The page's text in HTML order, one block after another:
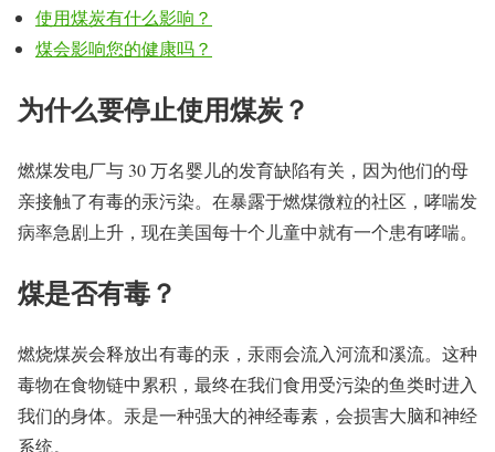
使用煤炭有什么影响？
煤会影响您的健康吗？
为什么要停止使用煤炭？
燃煤发电厂与 30 万名婴儿的发育缺陷有关，因为他们的母
亲接触了有毒的汞污染。在暴露于燃煤微粒的社区，哮喘发
病率急剧上升，现在美国每十个儿童中就有一个患有哮喘。
煤是否有毒？
燃烧煤炭会释放出有毒的汞，汞雨会流入河流和溪流。这种
毒物在食物链中累积，最终在我们食用受污染的鱼类时进入
我们的身体。汞是一种强大的神经毒素，会损害大脑和神经
系统。